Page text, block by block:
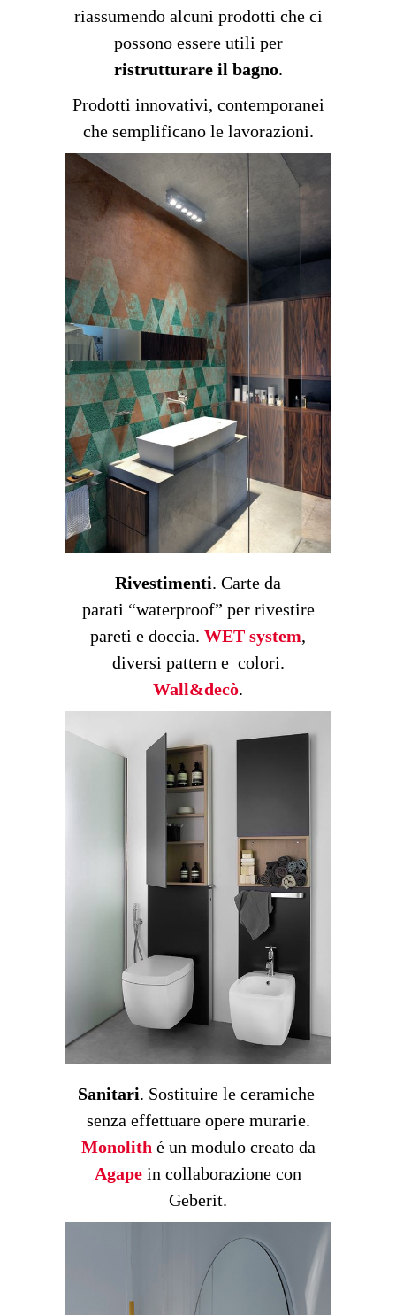
riassumendo alcuni prodotti che ci
possono essere utili per
ristrutturare il bagno.
Prodotti innovativi, contemporanei
che semplificano le lavorazioni.
Rivestimenti. Carte da
parati “waterproof” per rivestire
pareti e doccia. WET system,
diversi pattern e colori.
Wall&decò.
Sanitari. Sostituire le ceramiche
senza effettuare opere murarie.
Monolith é un modulo creato da
Agape in collaborazione con
Geberit.